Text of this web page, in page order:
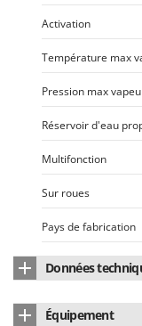
Ritter
River Systems
Robomow
Rossofuoco
Rover Pompe
Ryobi
S.T.P.
Santos
Sbaraglia
Schnitzer
Activation
Température max
Pression max
Réservoir d'eau
Multifonction
Sur roues
Pays de fabrication
Données
Équipement